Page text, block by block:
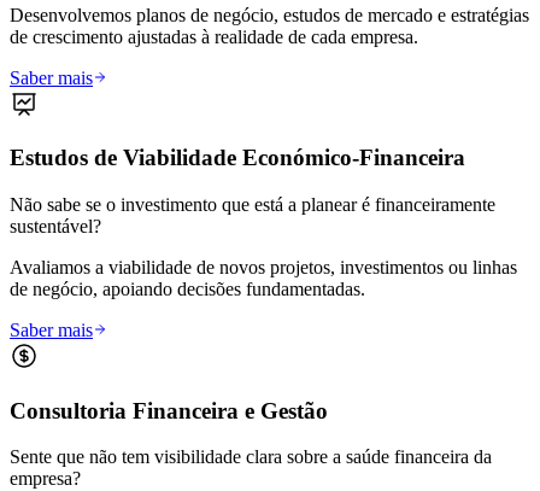
Desenvolvemos planos de negócio, estudos de mercado e estratégias
de crescimento ajustadas à realidade de cada empresa.
Saber mais
Estudos de Viabilidade Económico-Financeira
Não sabe se o investimento que está a planear é financeiramente
sustentável?
Avaliamos a viabilidade de novos projetos, investimentos ou linhas
de negócio, apoiando decisões fundamentadas.
Saber mais
Consultoria Financeira e Gestão
Sente que não tem visibilidade clara sobre a saúde financeira da
empresa?